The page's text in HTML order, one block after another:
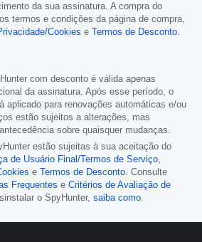
da sua assinatura. A compra do
termos e condições da página de compra,
Cookies e Termos de Desconto.
com desconto é válida apenas
da assinatura. Após esse período, o
aplicado para renovações automáticas e/ou
estão sujeitos a alterações, mas
sobre quaisquer mudanças.
estão sujeitas à sua aceitação do
de Usuário Final/Termos de Serviço,
e Termos de Desconto. Consulte
Frequentes e Critérios de Avaliação de
o SpyHunter, saiba como.